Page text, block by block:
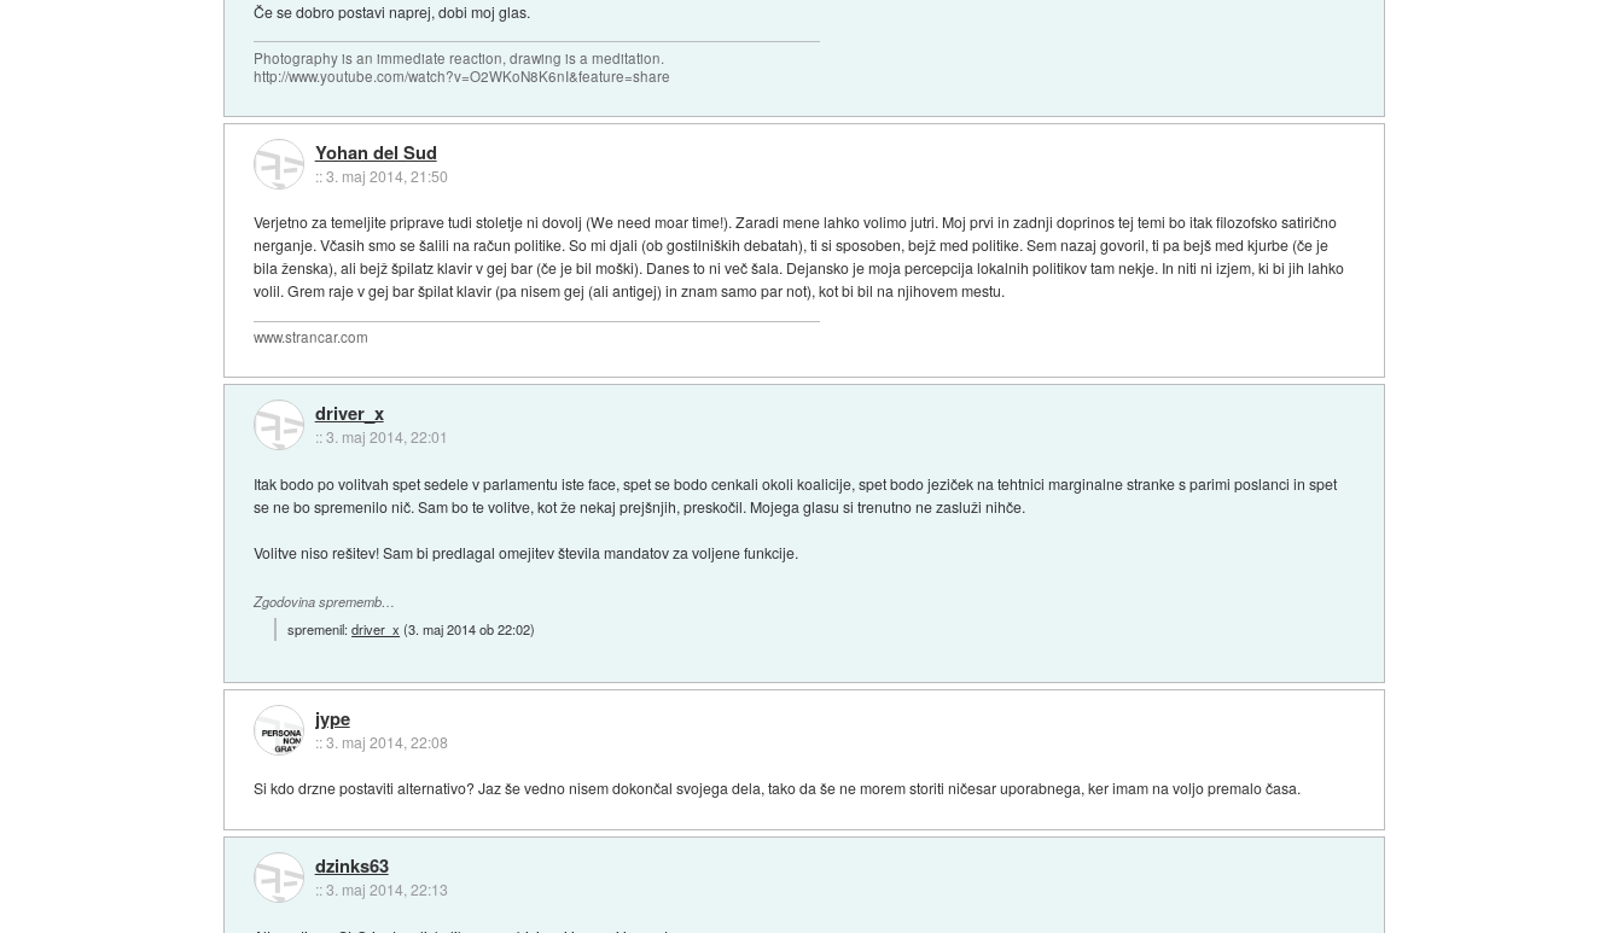
Če se dobro postavi naprej, dobi moj glas.
Photography is an immediate reaction, drawing is a meditation.
http://www.youtube.com/watch?v=O2WKoN8K6nI&feature=share
Yohan del Sud
::3. maj 2014, 21:50
Verjetno za temeljite priprave tudi stoletje ni dovolj (We need moar time!). Zaradi mene lahko volimo jutri. Moj prvi in zadnji doprinos tej temi bo itak filozofsko satirično
nerganje. Včasih smo se šalili na račun politike. So mi djali (ob gostilniških debatah), ti si sposoben, bejž med politike. Sem nazaj govoril, ti pa bejš med kjurbe (če je
bila ženska), ali bejž špilatz klavir v gej bar (če je bil moški). Danes to ni več šala. Dejansko je moja percepcija lokalnih politikov tam nekje. In niti ni izjem, ki bi jih lahko
volil. Grem raje v gej bar špilat klavir (pa nisem gej (ali antigej) in znam samo par not), kot bi bil na njihovem mestu.
www.strancar.com
driver_x
::3. maj 2014, 22:01
Itak bodo po volitvah spet sedele v parlamentu iste face, spet se bodo cenkali okoli koalicije, spet bodo jeziček na tehtnici marginalne stranke s parimi poslanci in spet
se ne bo spremenilo nič. Sam bo te volitve, kot že nekaj prejšnjih, preskočil. Mojega glasu si trenutno ne zasluži nihče.
Volitve niso rešitev! Sam bi predlagal omejitev števila mandatov za voljene funkcije.
Zgodovina sprememb…
spremenil:driver_x (3. maj 2014 ob 22:02)
jype
::3. maj 2014, 22:08
Si kdo drzne postaviti alternativo? Jaz še vedno nisem dokončal svojega dela, tako da še ne morem storiti ničesar uporabnega, ker imam na voljo premalo časa.
dzinks63
::3. maj 2014, 22:13